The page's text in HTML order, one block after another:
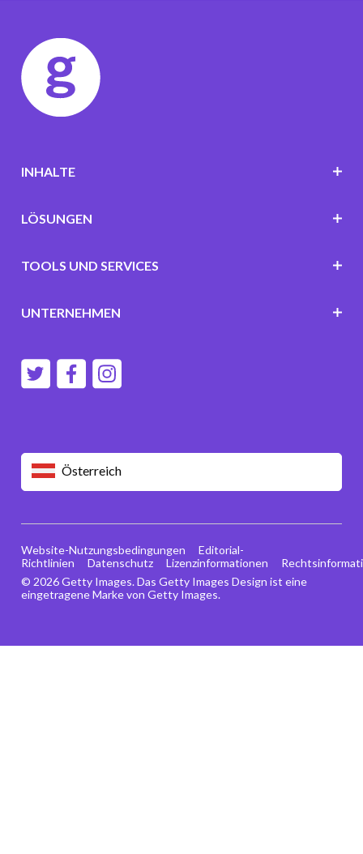
Österreich
INHALTE
LÖSUNGEN
TOOLS UND SERVICES
UNTERNEHMEN
© 2026 Getty Images. Das Getty Images Design ist eine
eingetragene Marke von Getty Images.
Website-Nutzungsbedingungen
Editorial-
Richtlinien
Datenschutz Lizenzinformationen